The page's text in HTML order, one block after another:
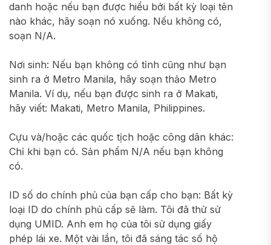
danh hoặc nếu bạn được hiểu bởi bất kỳ loại tên
nào khác, hãy soạn nó xuống. Nếu không có,
soạn N/A.
Nơi sinh: Nếu bạn không có tỉnh cũng như bạn
sinh ra ở Metro Manila, hãy soạn thảo Metro
Manila. Ví dụ, nếu bạn được sinh ra ở Makati,
hãy viết: Makati, Metro Manila, Philippines.
Cựu và/hoặc các quốc tịch hoặc công dân khác:
Chỉ khi bạn có. Sản phẩm N/A nếu bạn không
có.
ID số do chính phủ của bạn cấp cho bạn: Bất kỳ
loại ID do chính phủ cấp sẽ làm. Tôi đã thử sử
dụng UMID. Anh em họ của tôi sử dụng giấy
phép lái xe. Một vài lần, tôi đã sáng tác số hộ